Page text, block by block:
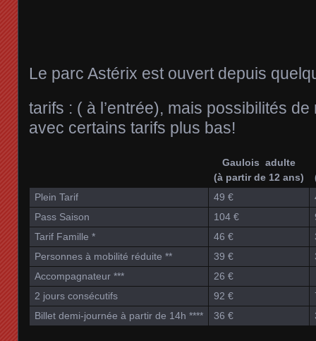
Le parc Astérix est ouvert depuis
tarifs : ( à l’entrée), mais possibilités de
avec certains tarifs plus bas!
Gaulois adulte
(à partir de 12 ans)
Plein Tarif
49 €
Pass Saison
104 €
Tarif Famille *
46 €
Personnes à mobilité réduite **
39 €
Accompagnateur ***
26 €
2 jours consécutifs
92 €
Billet demi-journée à partir de 14h ****
36 €